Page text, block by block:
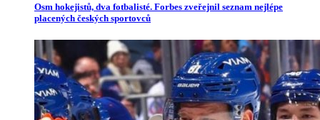
Osm hokejistů, dva fotbalisté. Forbes zveřejnil seznam nejlépe
placených českých sportovců